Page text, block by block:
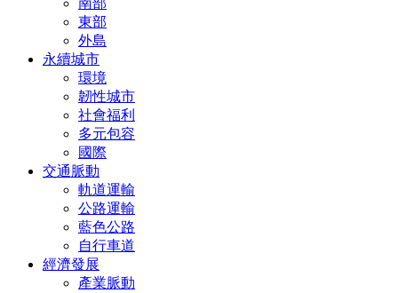
南部
東部
外島
永續城市
環境
韌性城市
社會福利
多元包容
國際
交通脈動
軌道運輸
公路運輸
藍色公路
自行車道
經濟發展
產業脈動